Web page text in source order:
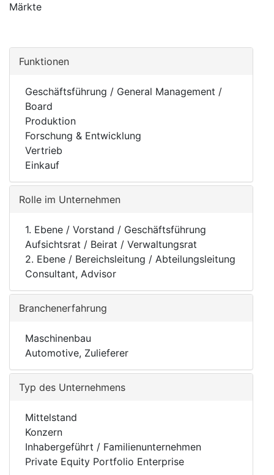
Märkte
Funktionen
Geschäftsführung / General Management /
Board
Produktion
Forschung & Entwicklung
Vertrieb
Einkauf
Rolle im Unternehmen
1. Ebene / Vorstand / Geschäftsführung
Aufsichtsrat / Beirat / Verwaltungsrat
2. Ebene / Bereichsleitung / Abteilungsleitung
Consultant, Advisor
Branchenerfahrung
Maschinenbau
Automotive, Zulieferer
Typ des Unternehmens
Mittelstand
Konzern
Inhabergeführt / Familienunternehmen
Private Equity Portfolio Enterprise